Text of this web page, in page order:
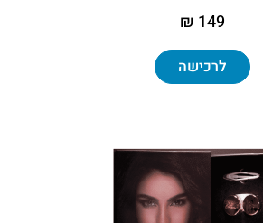
149 ₪
לרכישה